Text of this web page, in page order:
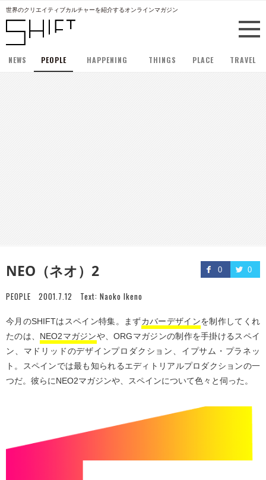
世界のクリエイティブカルチャーを紹介するオンラインマガジン
NEWS PEOPLE HAPPENING THINGS PLACE TRAVEL
0 0
NEO（ネオ）2
PEOPLE 2001.7.12 Text: Naoko Ikeno
今月のSHIFTはスペイン特集。まずカバーデザインを制作してくれ
たのは、 NEO2マガジンや、ORGマガジンの制作を手掛けるスペイ
ン、マドリッドのデザインプロダクション、イプサム・プラネッ
ト。スペインでは最も知られるエディトリアルプロダクションの一
つだ。彼らにNEO2マガジンや、スペインについて色々と伺った。